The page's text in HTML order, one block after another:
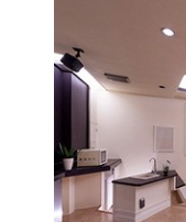
大人の雰